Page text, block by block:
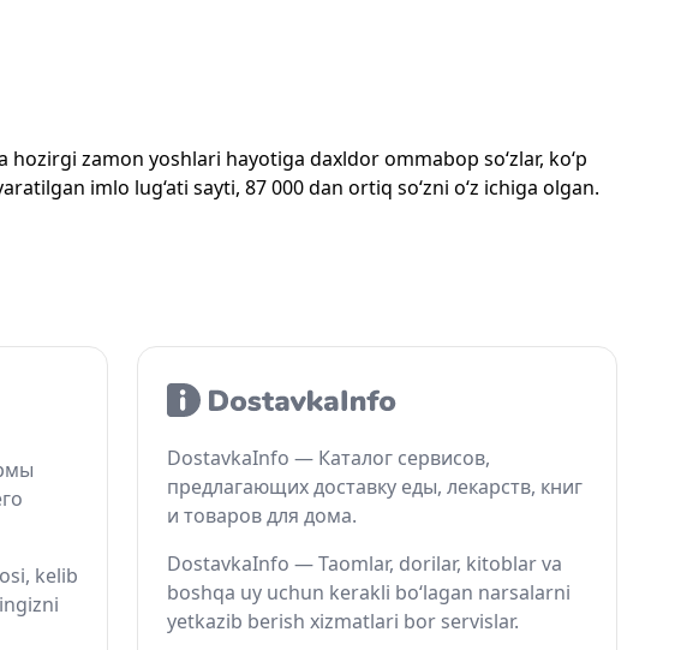
zamon yoshlari hayotiga daxldor ommabop so‘zlar, ko‘p
imlo lug‘ati sayti, 87 000 dan ortiq so‘zni o‘z ichiga olgan.
kelib
DostavkaInfo — Каталог сервисов,
предлагающих доставку еды, лекарств, книг
и товаров для дома.
DostavkaInfo — Taomlar, dorilar, kitoblar va
boshqa uy uchun kerakli bo‘lagan narsalarni
yetkazib berish xizmatlari bor servislar.